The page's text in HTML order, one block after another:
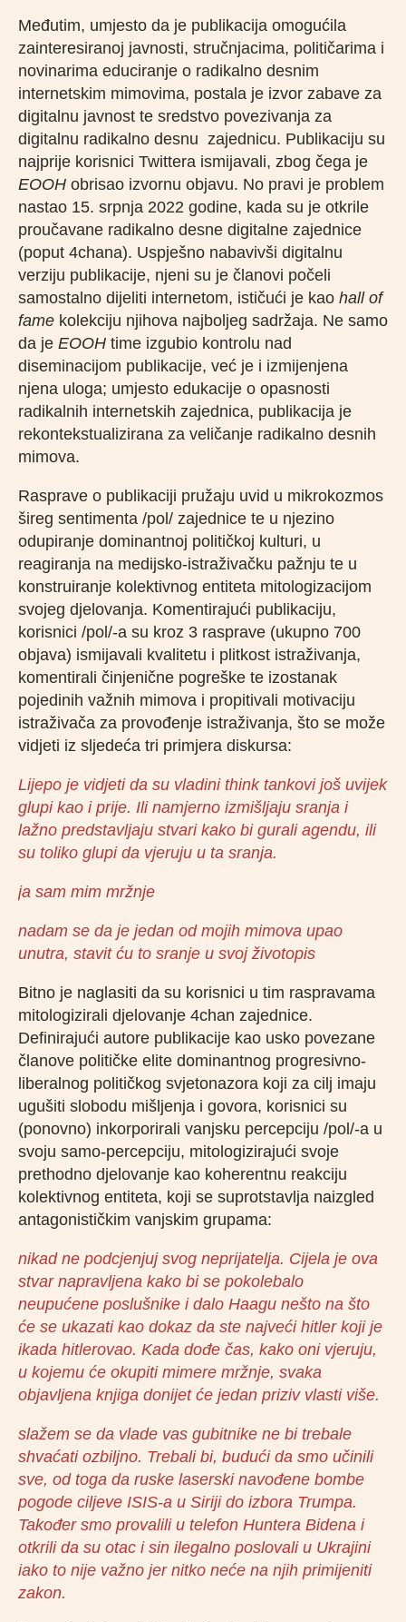
Međutim, umjesto da je publikacija omogućila
zainteresiranoj javnosti, stručnjacima, političarima i
novinarima educiranje o radikalno desnim
internetskim mimovima, postala je izvor zabave za
digitalnu javnost te sredstvo povezivanja za
digitalnu radikalno desnu zajednicu. Publikaciju su
najprije korisnici Twittera ismijavali, zbog čega je
EOOH obrisao izvornu objavu. No pravi je problem
nastao 15. srpnja 2022 godine, kada su je otkrile
proučavane radikalno desne digitalne zajednice
(poput 4chana). Uspješno nabavivši digitalnu
verziju publikacije, njeni su je članovi počeli
samostalno dijeliti internetom, ističući je kao hall of
fame kolekciju njihova najboljeg sadržaja. Ne samo
da je EOOH time izgubio kontrolu nad
diseminacijom publikacije, već je i izmijenjena
njena uloga; umjesto edukacije o opasnosti
radikalnih internetskih zajednica, publikacija je
rekontekstualizirana za veličanje radikalno desnih
mimova.
Rasprave o publikaciji pružaju uvid u mikrokozmos
šireg sentimenta /pol/ zajednice te u njezino
odupiranje dominantnoj političkoj kulturi, u
reagiranja na medijsko-istraživačku pažnju te u
konstruiranje kolektivnog entiteta mitologizacijom
svojeg djelovanja. Komentirajući publikaciju,
korisnici /pol/-a su kroz 3 rasprave (ukupno 700
objava) ismijavali kvalitetu i plitkost istraživanja,
komentirali činjenične pogreške te izostanak
pojedinih važnih mimova i propitivali motivaciju
istraživača za provođenje istraživanja, što se može
vidjeti iz sljedeća tri primjera diskursa:
Lijepo je vidjeti da su vladini think tankovi još uvijek
glupi kao i prije. Ili namjerno izmišljaju sranja i
lažno predstavljaju stvari kako bi gurali agendu, ili
su toliko glupi da vjeruju u ta sranja.
ja sam mim mržnje
nadam se da je jedan od mojih mimova upao
unutra, stavit ću to sranje u svoj životopis
Bitno je naglasiti da su korisnici u tim raspravama
mitologizirali djelovanje 4chan zajednice.
Definirajući autore publikacije kao usko povezane
članove političke elite dominantnog progresivno-
liberalnog političkog svjetonazora koji za cilj imaju
ugušiti slobodu mišljenja i govora, korisnici su
(ponovno) inkorporirali vanjsku percepciju /pol/-a u
svoju samo-percepciju, mitologizirajući svoje
prethodno djelovanje kao koherentnu reakciju
kolektivnog entiteta, koji se suprotstavlja naizgled
antagonističkim vanjskim grupama:
nikad ne podcjenjuj svog neprijatelja. Cijela je ova
stvar napravljena kako bi se pokolebalo
neupućene poslušnike i dalo Haagu nešto na što
će se ukazati kao dokaz da ste najveći hitler koji je
ikada hitlerovao. Kada dođe čas, kako oni vjeruju,
u kojemu će okupiti mimere mržnje, svaka
objavljena knjiga donijet će jedan priziv vlasti više.
slažem se da vlade vas gubitnike ne bi trebale
shvaćati ozbiljno. Trebali bi, budući da smo učinili
sve, od toga da ruske laserski navođene bombe
pogode ciljeve ISIS-a u Siriji do izbora Trumpa.
Također smo provalili u telefon Huntera Bidena i
otkrili da su otac i sin ilegalno poslovali u Ukrajini
iako to nije važno jer nitko neće na njih primijeniti
zakon.